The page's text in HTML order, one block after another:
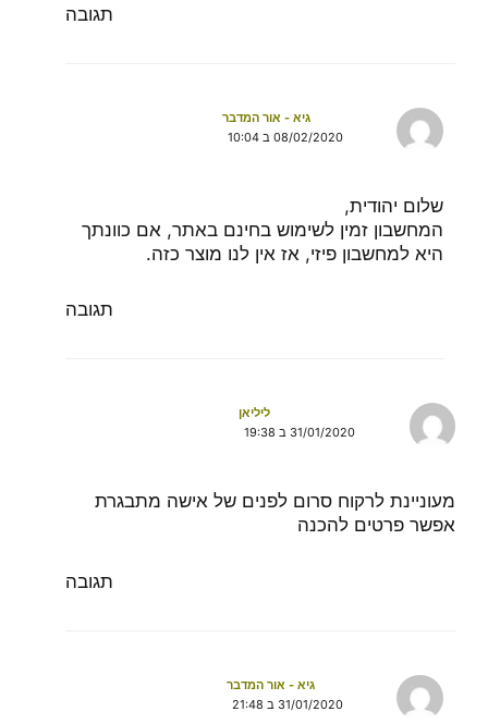
תגובה
גיא - אור המדבר
08/02/2020 ב 10:04
שלום יהודית,
המחשבון זמין לשימוש בחינם באתר, אם כוונתך
היא למחשבון פיזי, אז אין לנו מוצר כזה.
תגובה
ליליאן
31/01/2020 ב 19:38
מעוניינת לרקוח סרום לפנים של אישה מתבגרת
אפשר פרטים להכנה
תגובה
גיא - אור המדבר
31/01/2020 ב 21:48